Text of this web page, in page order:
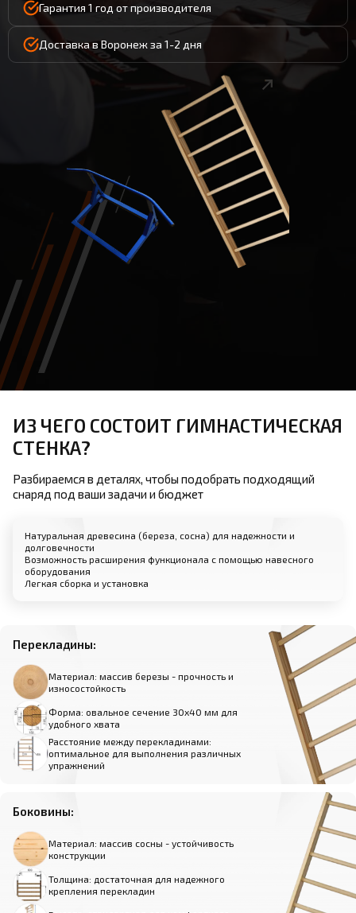
Гарантия 1 год от производителя
Доставка в Воронеж за 1-2 дня
ИЗ ЧЕГО СОСТОИТ ГИМНАСТИЧЕСКАЯ
СТЕНКА?
Разбираемся в деталях, чтобы подобрать подходящий
снаряд под ваши задачи и бюджет
Натуральная древесина (береза, сосна) для надежности и
долговечности
Возможность расширения функционала с помощью навесного
оборудования
Легкая сборка и установка
Перекладины:
Материал: массив березы - прочность и
износостойкость
Форма: овальное сечение 30х40 мм для
удобного хвата
Расстояние между перекладинами:
оптимальное для выполнения различных
упражнений
Боковины:
Материал: массив сосны - устойчивость
конструкции
Толщина: достаточная для надежного
крепления перекладин